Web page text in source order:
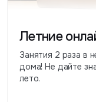
Летние
Занятия 2 раза в
дома! Не дайте
лето.